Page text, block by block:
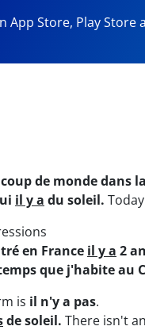
App Store, Play
de monde dans
il y a du soleil.
en France il y a 2
que j'habite au
is il n'y a pas.
de soleil. There isn't